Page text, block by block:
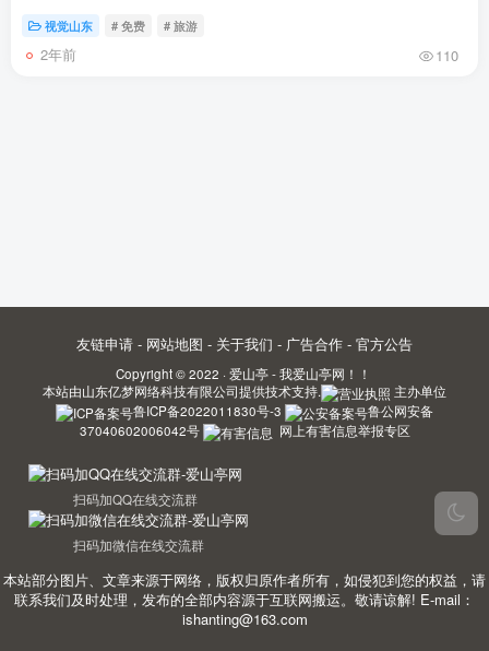
视觉山东 # 免费 # 旅游
2年前 110
友链申请 - 网站地图 - 关于我们 - 广告合作 - 官方公告
Copyright © 2022 · 爱山亭 - 我爱山亭网！！
本站由山东亿梦网络科技有限公司提供技术支持.
主办单位
鲁ICP备2022011830号-3
鲁公网安备
37040602006042号
网上有害信息举报专区
扫码加QQ在线交流群
扫码加微信在线交流群
本站部分图片、文章来源于网络，版权归原作者所有，如侵犯到您的权益，请
联系我们及时处理，发布的全部内容源于互联网搬运。敬请谅解! E-mail：
ishanting@163.com